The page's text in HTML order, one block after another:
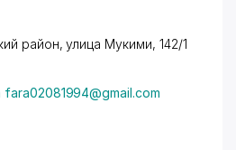
район, улица Мукими, 142/1